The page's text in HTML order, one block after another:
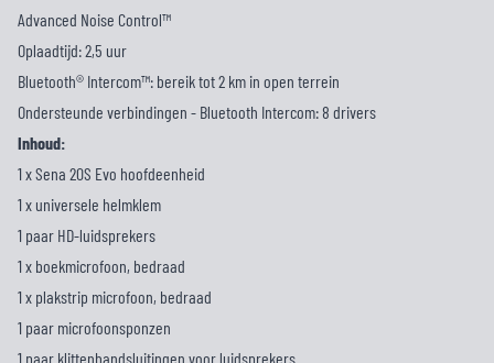
Advanced Noise Control™
Oplaadtijd: 2,5 uur
Bluetooth® Intercom™: bereik tot 2 km in open terrein
Ondersteunde verbindingen - Bluetooth Intercom: 8 drivers
Inhoud:
1 x Sena 20S Evo hoofdeenheid
1 x universele helmklem
1 paar HD-luidsprekers
1 x boekmicrofoon, bedraad
1 x plakstrip microfoon, bedraad
1 paar microfoonsponzen
1 paar klittenbandsluitingen voor luidsprekers